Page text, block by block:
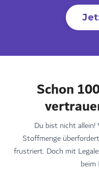
Schon
Du bist nicht allein!
Stoffmenge
frustriert. Doch mit
beim